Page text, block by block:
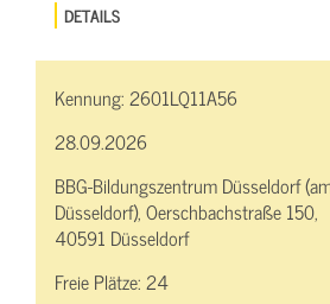
DETAILS
Kennung:2601LQ11A56
28.09.2026
BBG-Bildungszentrum Düsseldorf
Düsseldorf), Oerschbachstraße 150,
40591 Düsseldorf
Freie Plätze:24